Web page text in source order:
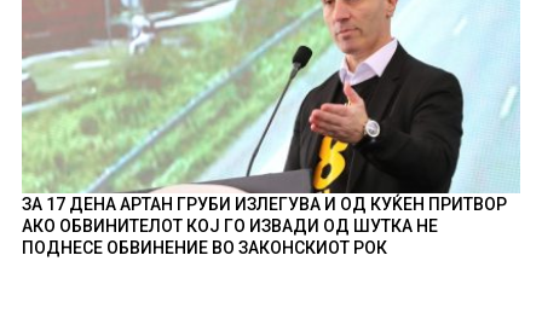
ЗА 17 ДЕНА АРТАН ГРУБИ ИЗЛЕГУВА И ОД КУЌЕН ПРИТВОР
АКО ОБВИНИТЕЛОТ КОЈ ГО ИЗВАДИ ОД ШУТКА НЕ
ПОДНЕСЕ ОБВИНЕНИЕ ВО ЗАКОНСКИОТ РОК